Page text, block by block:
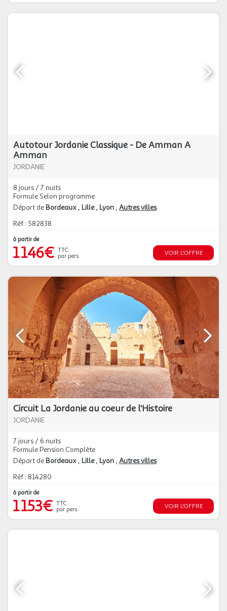
Autotour Jordanie Classique - De Amman A
Amman
JORDANIE
8 jours / 7 nuits
Formule Selon programme
Départ de Bordeaux Lille Lyon Autres villes
Réf : 582838
à partir de
1 146€ TTC
par pers.
VOIR L'OFFRE
Circuit La Jordanie au coeur de l'Histoire
JORDANIE
7 jours / 6 nuits
Formule Pension Complète
Départ de Bordeaux Lille Lyon Autres villes
Réf : 814280
à partir de
1 153€ TTC
par pers.
VOIR L'OFFRE